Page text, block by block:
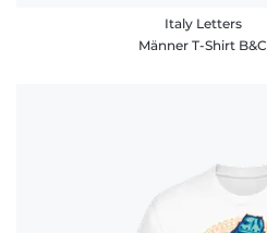
Italy Letters
Männer T-Shirt B&C